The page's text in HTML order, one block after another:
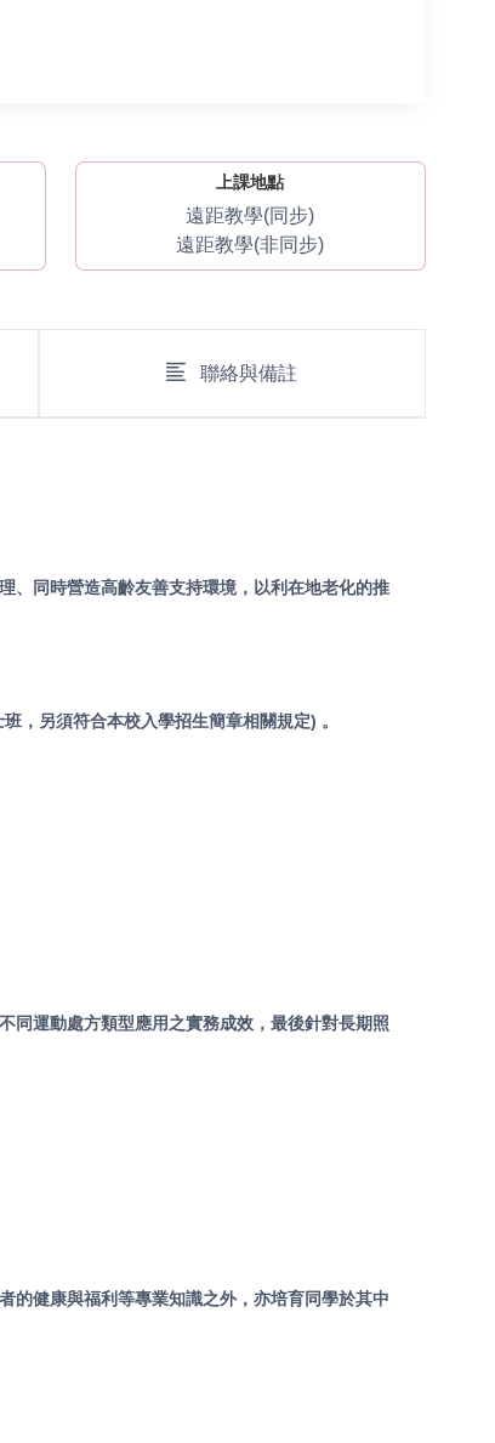
上課地點
遠距教學(同步)
遠距教學(非同步)
聯絡與備註
、同時營造高齡友善支持環境，以利在地老化的推
，另須符合本校入學招生簡章相關規定) 。
同運動處方類型應用之實務成效，最後針對長期照
的健康與福利等專業知識之外，亦培育同學於其中